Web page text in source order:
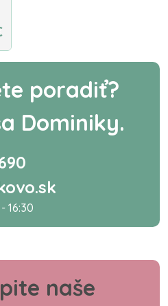
poradiť?
Dominiky.
16:30
naše